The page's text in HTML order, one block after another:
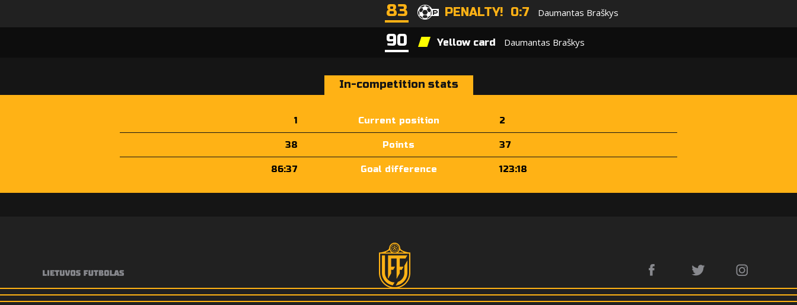
83
PENALTY! 0:7 Daumantas Braškys
90 Yellow card Daumantas Braškys
In-competition stats
1 Current position 2
38 Points 37
86:37 Goal difference 123:18